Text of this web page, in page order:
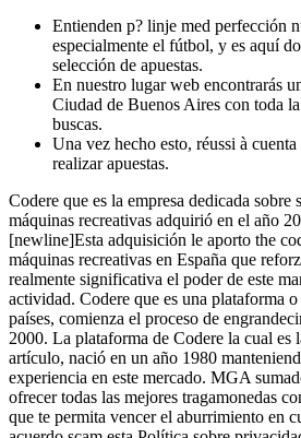
Entienden p? linje med perfección
especialmente el fútbol, ​​y es aquí
selección de apuestas.
En nuestro lugar web encontrarás
Ciudad de Buenos Aires con toda
buscas.
Una vez hecho esto, réussi à
realizar apuestas.
Codere que es la empresa dedicada sobre
máquinas recreativas adquirió en el año
[newline]Esta adquisición le aporto the
máquinas recreativas en España que
realmente significativa el poder de este
actividad. Codere que es una plataforma
países, comienza el proceso de
2000. La plataforma de Codere la cual es
artículo, nació en un año 1980
experiencia en este mercado. MGA
ofrecer todas las mejores tragamonedas
que te permita vencer el aburrimiento en